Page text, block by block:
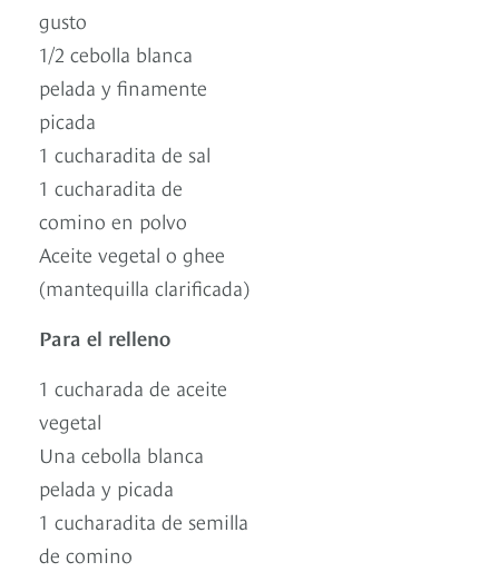
gusto
1/2 cebolla blanca
pelada y finamente
picada
1 cucharadita de sal
1 cucharadita de
comino en polvo
Aceite vegetal o ghee
(mantequilla clarificada)
Para el relleno
1 cucharada de aceite
vegetal
Una cebolla blanca
pelada y picada
1 cucharadita de semilla
de comino